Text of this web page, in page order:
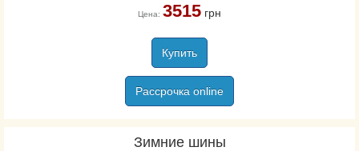
Цена: 3515грн
Купить
Рассрочка online
Зимние шины